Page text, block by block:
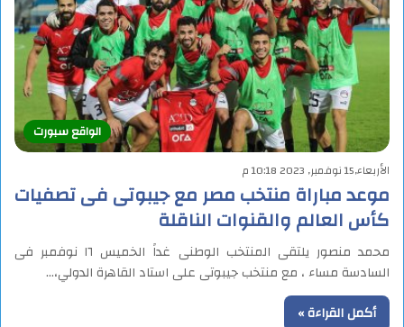
الواقع سبورت
الأربعاء,15 نوفمبر, 2023 10:18 م
موعد مباراة منتخب مصر مع جيبوتى فى تصفيات
كأس العالم والقنوات الناقلة
محمد منصور يلتقى المنتخب الوطنى غداً الخميس ١٦ نوفمبر فى
السادسة مساء ، مع منتخب جيبوتى على استاد القاهرة الدولي،…
أكمل القراءة »